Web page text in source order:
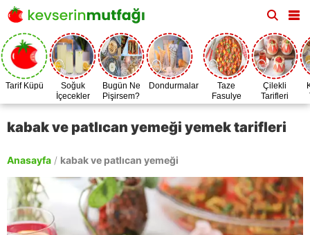
Tarif Küpü
Soğuk
İçecekler
Bugün Ne
Pişirsem?
Dondurmalar
Taze
Fasulye
Zamanı
Çilekli
Tarifleri
kabak ve patlıcan yemeği yemek tarifleri
Anasayfa / kabak ve patlıcan yemeği